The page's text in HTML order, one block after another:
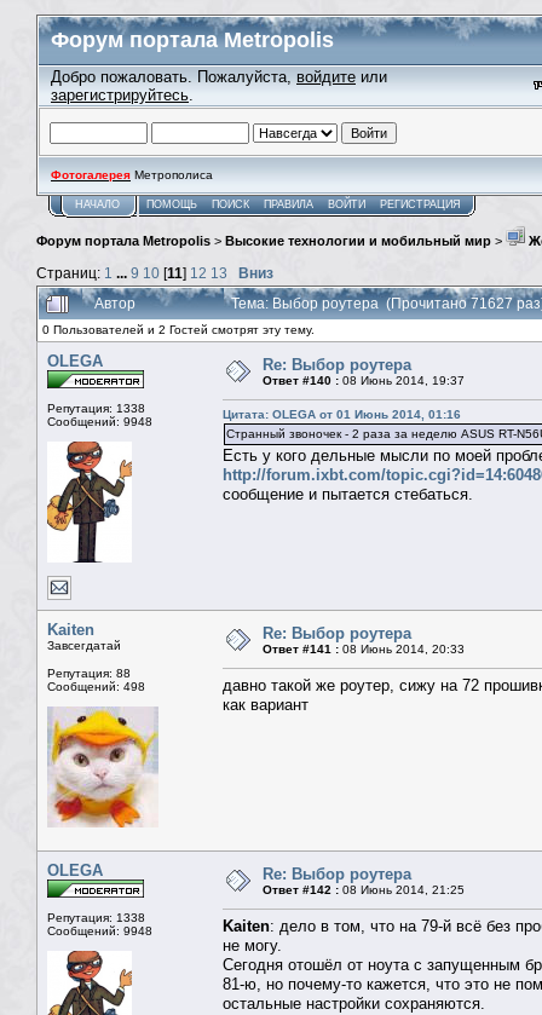
Форум портала Metropolis
Добро пожаловать. Пожалуйста, войдите или
зарегистрируйтесь.
Фотогалерея Метрополиса
НАЧАЛО ПОМОЩЬ ПОИСК ПРАВИЛА ВОЙТИ РЕГИСТРАЦИЯ
Форум портала Metropolis > Высокие технологии и мобильный мир >
Страниц: 1 ... 9 10 [11] 12 13
Вниз
Автор
Тема: Выбор роутера (Прочитано 71627
0 Пользователей и 2 Гостей смотрят эту тему.
OLEGA
Репутация: 1338
Сообщений: 9948
Re: Выбор роутера
Ответ #140 : 08 Июнь 2014, 19:37
Цитата: OLEGA от 01 Июнь 2014, 01:16
Странный звоночек - 2 раза за неделю ASUS RT-
Есть у кого дельные мысли по моей
http://forum.ixbt.com/
сообщение и пытается стебаться.
Kaiten
Завсегдатай
Репутация: 88
Сообщений: 498
Re: Выбор роутера
Ответ #141 : 08 Июнь 2014, 20:33
давно такой же роутер, сижу на 72
как вариант
OLEGA
Репутация: 1338
Сообщений: 9948
Re: Выбор роутера
Ответ #142 : 08 Июнь 2014, 21:25
Kaiten: дело в том, что на 79-й всё без
не могу.
Сегодня отошёл от ноута с запущенным
81-ю, но почему-то кажется, что это не
остальные настройки сохраняются.